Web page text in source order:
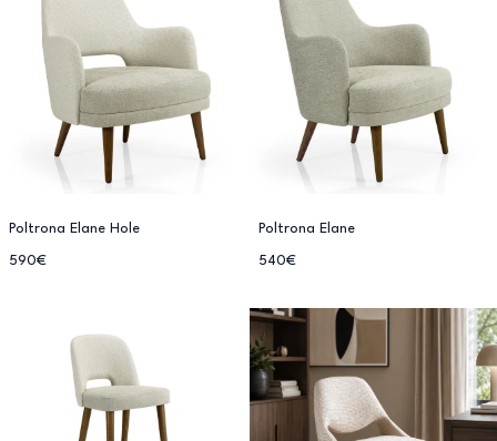
Poltrona Elane Hole
590€
Poltrona Elane
540€